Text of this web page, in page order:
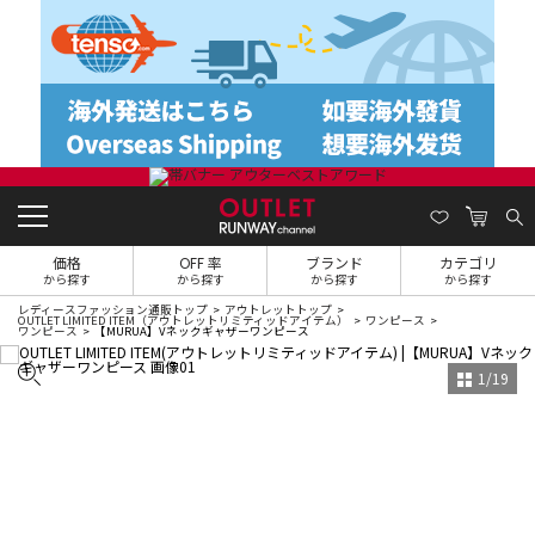
価格
から探す
OFF 率
から探す
ブランド
から探す
カテゴリ
から探す
レディースファッション通販トップ アウトレットトップ
OUTLET LIMITED ITEM（アウトレットリミティッドアイテム） ワンピース
ワンピース 【MURUA】Vネックギャザーワンピース
1 /19